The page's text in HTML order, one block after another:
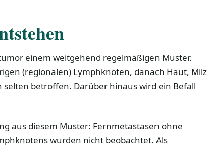
einem weitgehend regelmäßigen Muster.
(regionalen) Lymphknoten, danach Haut, Milz
selten betroffen. Darüber hinaus wird ein Befall
aus diesem Muster: Fernmetastasen ohne
wurden nicht beobachtet. Als